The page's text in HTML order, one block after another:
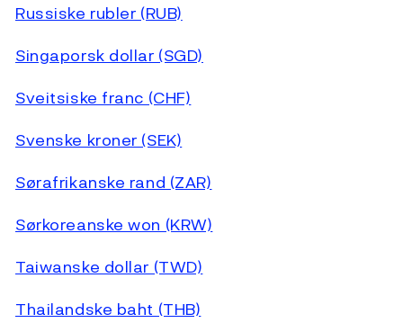
Russiske rubler (RUB)
Singaporsk dollar (SGD)
Sveitsiske franc (CHF)
Svenske kroner (SEK)
Sørafrikanske rand (ZAR)
Sørkoreanske won (KRW)
Taiwanske dollar (TWD)
Thailandske baht (THB)